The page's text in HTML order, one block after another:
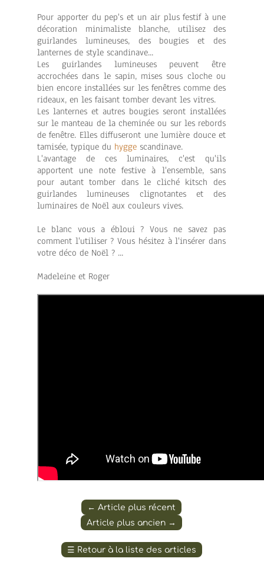
Pour apporter du pep's et un air plus festif à une
décoration minimaliste blanche, utilisez des
guirlandes lumineuses, des bougies et des
lanternes de style scandinave...
Les guirlandes lumineuses peuvent être
accrochées dans le sapin, mises sous cloche ou
bien encore installées sur les fenêtres comme des
rideaux, en les faisant tomber devant les vitres.
Les lanternes et autres bougies seront installées
sur le manteau de la cheminée ou sur les rebords
de fenêtre. Elles diffuseront une lumière douce et
tamisée, typique du hygge scandinave.
L'avantage de ces luminaires, c'est qu'ils
apportent une note festive à l'ensemble, sans
pour autant tomber dans le cliché kitsch des
guirlandes lumineuses clignotantes et des
luminaires de Noël aux couleurs vives.
Le blanc vous a ébloui ? Vous ne savez pas
comment l'utiliser ? Vous hésitez à l'insérer dans
votre déco de Noël ? ...
Madeleine et Roger
← Article plus récent
Article plus ancien →
☰ Retour à la liste des articles